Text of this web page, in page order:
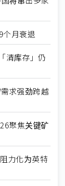
月衰退
清库存」仍
求强劲跨越
聚焦关键矿
力化为英特